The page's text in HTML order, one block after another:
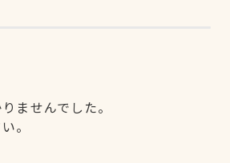
ませんでした。
。